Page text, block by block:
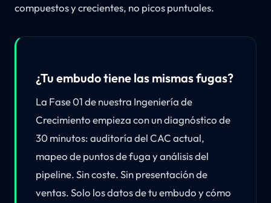
compuestos y crecientes, no picos puntuales.
¿Tu embudo tiene las mismas fugas?
La Fase 01 de nuestra Ingeniería de
Crecimiento empieza con un diagnóstico de
30 minutos: auditoría del CAC actual,
mapeo de puntos de fuga y análisis del
pipeline. Sin coste. Sin presentación de
ventas. Solo los datos de tu embudo y cómo